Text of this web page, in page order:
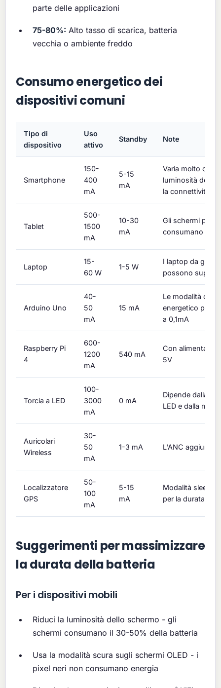
parte delle applicazioni
75-80%: Alto tasso di scarica, batteria
vecchia o ambiente freddo
Consumo energetico dei
dispositivi comuni
Tipo di
dispositivo
Uso
attivo
Standby Note
Smartphone
150-
400
mA
5-15
mA
Varia molto con
luminosità dello
la connettività
Tablet
500-
1500
mA
10-30
mA
Gli schermi più
consumano più
Laptop
15-
60 W
1-5 W
I laptop da
possono
Arduino Uno
40-
50
mA
15 mA
Le modalità di
energetico
a 0,1mA
Raspberry Pi
4
600-
1200
mA
540 mA
Con
5V
Torcia a LED
100-
3000
mA
0 mA
Dipende dalla
LED e dalla
Auricolari
Wireless
30-
50
mA
1-3 mA L'ANC aggiunge
Localizzatore
GPS
50-
100
mA
5-15
mA
Modalità sleep
per la durata
Suggerimenti per massimizzare
la durata della batteria
Per i dispositivi mobili
Riduci la luminosità dello schermo - gli
schermi consumano il 30-50% della batteria
Usa la modalità scura sugli schermi OLED - i
pixel neri non consumano energia